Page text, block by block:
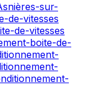
sur-
de-vitesses
de-vitesses
boite-de-